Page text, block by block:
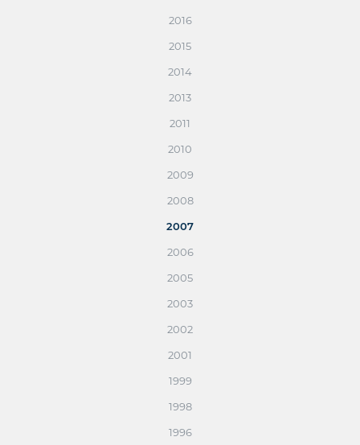
2016
2015
2014
2013
2011
2010
2009
2008
2007
2006
2005
2003
2002
2001
1999
1998
1996